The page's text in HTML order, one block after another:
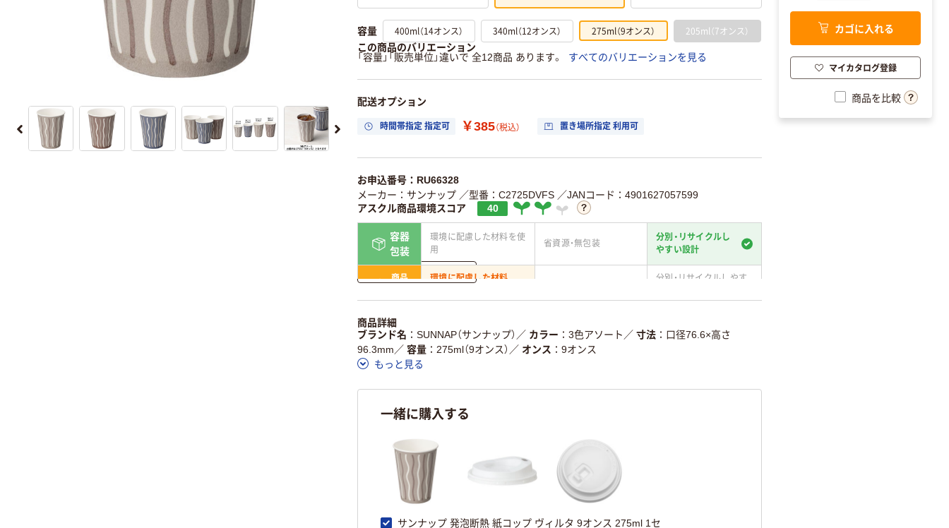
容量 400ml（14オンス） 340ml（12オンス） 275ml（9オンス） 205ml（7オンス）
この商品のバリエーション
「容量」「販売単位」違いで 全12商品 あります。
すべてのバリエーションを見る
配送オプション
時間帯指定 指定可 ￥385（税込） 置き場所指定 利用可
お申込番号：RU66328
メーカー：サンナップ ／型番：C2725DVFS ／JANコード：4901627057599
アスクル商品環境スコア
40
容器
包装
環境に配慮した材料を使
用
省資源・無包装
分別・リサイクルし
やすい設計
商品
環境に配慮した材料
分別・リサイクルしやす
仕組
る
ている
削減
この商品の環境配慮ポイントです。詳しくはページ下部の商品詳細「
ア詳細／加点項目
詳しく見る
商品詳細
ブランド名
SUNNAP（サンナップ） ／ カラー 3色アソート ／ 寸法
口径76.6×高さ
96.3mm ／ 容量 275ml（9オンス） ／ オンス
9オンス
もっと見る
一緒に購入する
サンナップ 発泡断熱 紙コップ ヴィルタ 9オンス 275ml 1セ
カゴに入れる
マイカタログ登録
商品を比較